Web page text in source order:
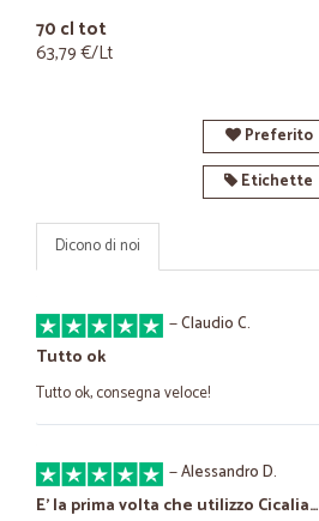
70 cl tot
63,79 €/Lt
Preferito
Etichette
Dicono di noi
—Claudio C.
Tutto ok
Tutto ok, consegna veloce!
—Alessandro D.
E' la prima volta che utilizzo Cicalia…